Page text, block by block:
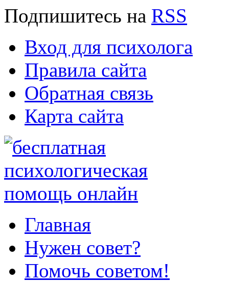
Подпишитесь на RSS
Вход для психолога
Правила сайта
Обратная связь
Карта сайта
Главная
Нужен совет?
Помочь советом!